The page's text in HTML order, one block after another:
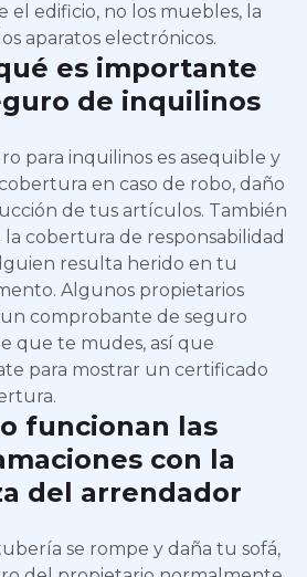
el edificio, no los muebles, la
aparatos electrónicos.
es importante
de inquilinos
para inquilinos es asequible y
en caso de robo, daño
de tus artículos. También
cobertura de responsabilidad
resulta herido en tu
Algunos propietarios
comprobante de seguro
que te mudes, así que
para mostrar un certificado
funcionan las
con la
del arrendador
se rompe y daña tu sofá,